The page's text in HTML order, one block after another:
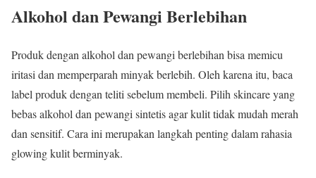
Alkohol dan Pewangi Berlebihan
Produk dengan alkohol dan pewangi berlebihan bisa memicu
iritasi dan memperparah minyak berlebih. Oleh karena itu, baca
label produk dengan teliti sebelum membeli. Pilih skincare yang
bebas alkohol dan pewangi sintetis agar kulit tidak mudah merah
dan sensitif. Cara ini merupakan langkah penting dalam rahasia
glowing kulit berminyak.